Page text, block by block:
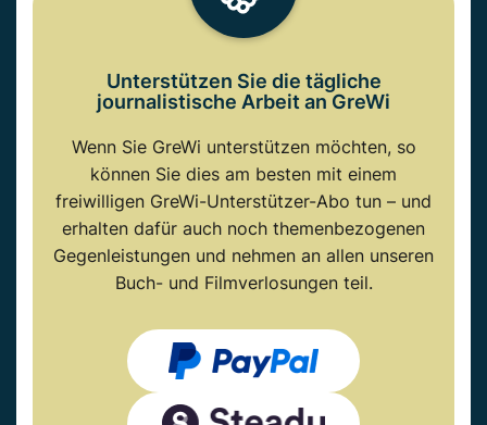
Unterstützen Sie die tägliche
journalistische Arbeit an GreWi
Wenn Sie GreWi unterstützen möchten, so
können Sie dies am besten mit einem
freiwilligen GreWi-Unterstützer-Abo tun – und
erhalten dafür auch noch themenbezogenen
Gegenleistungen und nehmen an allen unseren
Buch- und Filmverlosungen teil.